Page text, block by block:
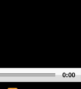
0:00